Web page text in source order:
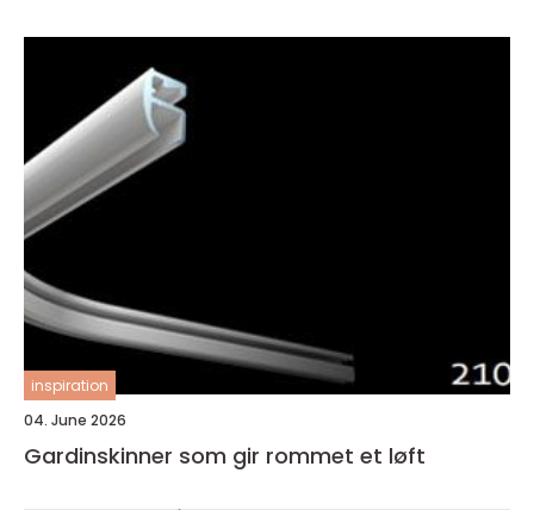
inspiration
04. June 2026
Gardinskinner som gir rommet et løft